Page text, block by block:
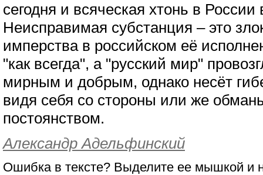
сегодня и всяческая хтонь в России
Неисправимая субстанция – это
имперства в российском её
"как всегда", а "русский мир"
мирным и добрым, однако несёт
видя себя со стороны или же
постоянством.
Александр Адельфинский
Ошибка в тексте? Выделите ее мышкой и